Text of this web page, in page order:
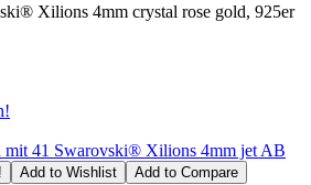
Xilions 4mm crystal rose gold, 925er
Add to Wishlist
Add to Compare